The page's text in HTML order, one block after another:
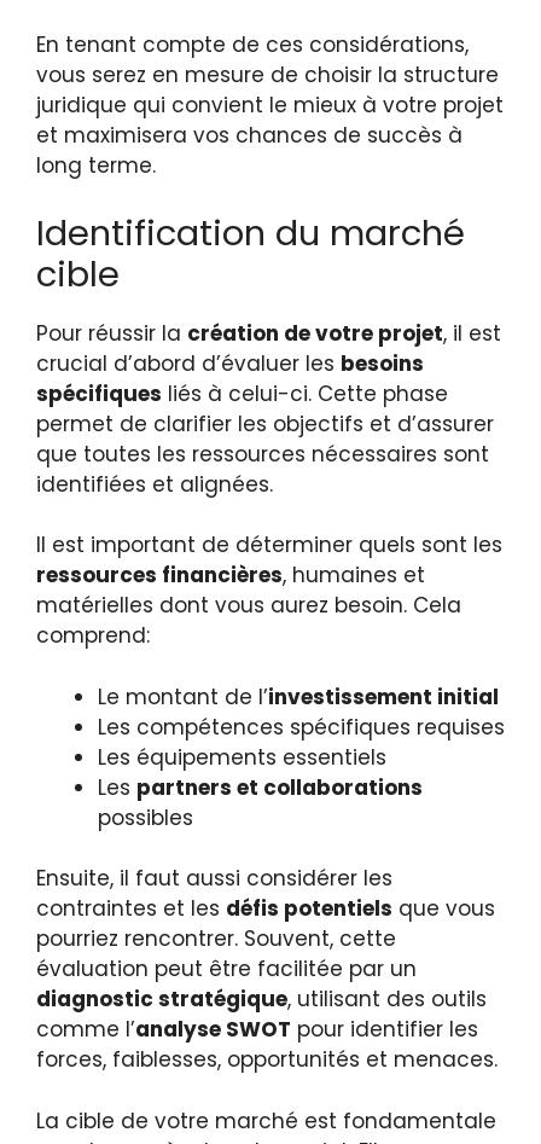
En tenant compte de ces considérations,
vous serez en mesure de choisir la structure
juridique qui convient le mieux à votre projet
et maximisera vos chances de succès à
long terme.
Identification du marché
cible
Pour réussir la création de votre projet, il est
crucial d’abord d’évaluer les besoins
spécifiques liés à celui-ci. Cette phase
permet de clarifier les objectifs et d’assurer
que toutes les ressources nécessaires sont
identifiées et alignées.
Il est important de déterminer quels sont les
ressources financières, humaines et
matérielles dont vous aurez besoin. Cela
comprend:
Le montant de l’investissement initial
Les compétences spécifiques requises
Les équipements essentiels
Les partners et collaborations
possibles
Ensuite, il faut aussi considérer les
contraintes et les défis potentiels que vous
pourriez rencontrer. Souvent, cette
évaluation peut être facilitée par un
diagnostic stratégique, utilisant des outils
comme l’analyse SWOT pour identifier les
forces, faiblesses, opportunités et menaces.
La cible de votre marché est fondamentale